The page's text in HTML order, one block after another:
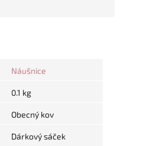
Náušnice
0.1 kg
Obecný kov
Dárkový sáček